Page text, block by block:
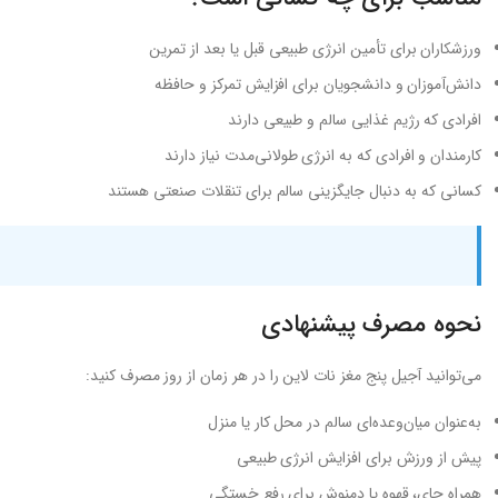
ورزشکاران برای تأمین انرژی طبیعی قبل یا بعد از تمرین
دانش‌آموزان و دانشجویان برای افزایش تمرکز و حافظه
افرادی که رژیم غذایی سالم و طبیعی دارند
کارمندان و افرادی که به انرژی طولانی‌مدت نیاز دارند
کسانی که به دنبال جایگزینی سالم برای تنقلات صنعتی هستند
نحوه مصرف پیشنهادی
می‌توانید آجیل پنج مغز نات لاین را در هر زمان از روز مصرف کنید:
به‌عنوان میان‌وعده‌ای سالم در محل کار یا منزل
پیش از ورزش برای افزایش انرژی طبیعی